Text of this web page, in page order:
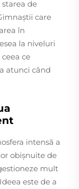
de
care
în
la niveluri
ce
atunci când
intensă a
obișnuite de
mult
este de a